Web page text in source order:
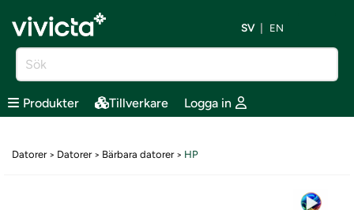
SV EN
Produkter Tillverkare Logga in
Datorer> Datorer> Bärbara datorer> HP